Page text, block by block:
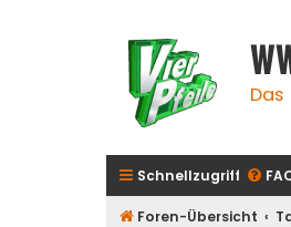
Schnellzugriff
Foren-Übersicht